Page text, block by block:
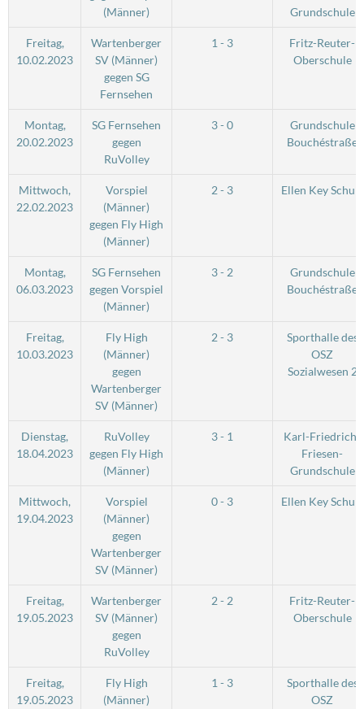
(Männer)
Grundschule
Freitag,
10.02.2023
Wartenberger
SV (Männer)
gegen SG
Fernsehen
1 - 3
Fritz-Reuter-
Oberschule
Montag,
20.02.2023
SG Fernsehen
gegen
RuVolley
3 - 0
Grundschule
Bouchéstraße
Mittwoch,
22.02.2023
Vorspiel
(Männer)
gegen Fly High
(Männer)
2 - 3 Ellen Key Schule
Montag,
06.03.2023
SG Fernsehen
gegen Vorspiel
(Männer)
3 - 2
Grundschule
Bouchéstraße
Freitag,
10.03.2023
Fly High
(Männer)
gegen
Wartenberger
SV (Männer)
2 - 3
Sporthalle des
OSZ
Sozialwesen 2
Dienstag,
18.04.2023
RuVolley
gegen Fly High
(Männer)
3 - 1
Karl-Friedrich-
Friesen-
Grundschule
Mittwoch,
19.04.2023
Vorspiel
(Männer)
gegen
Wartenberger
SV (Männer)
0 - 3 Ellen Key Schule
Freitag,
19.05.2023
Wartenberger
SV (Männer)
gegen
RuVolley
2 - 2
Fritz-Reuter-
Oberschule
Freitag,
19.05.2023
Fly High
(Männer)
1 - 3
Sporthalle des
OSZ